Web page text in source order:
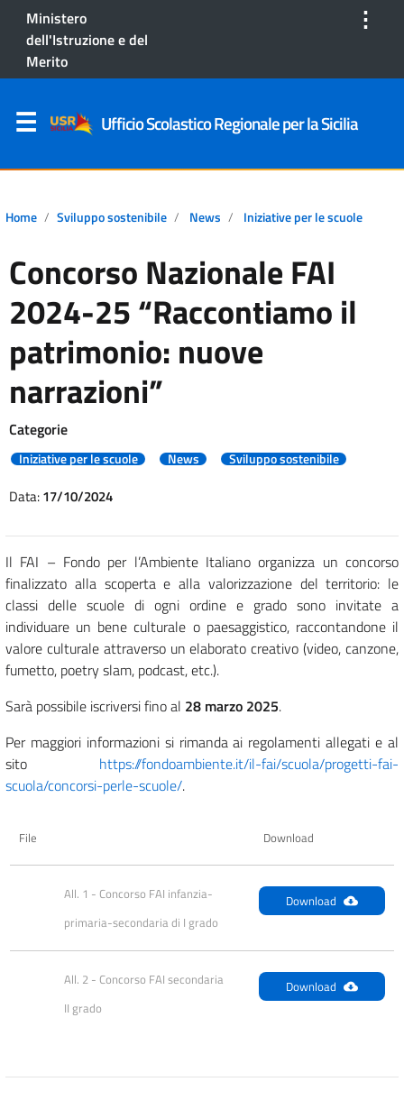
Ministero
dell'Istruzione e del
Merito
⋮
Ufficio Scolastico Regionale per la Sicilia
Home Sviluppo sostenibile News Iniziative per le scuole
Concorso Nazionale FAI
2024-25 “Raccontiamo il
patrimonio: nuove
narrazioni”
Categorie
Iniziative per le scuole News Sviluppo sostenibile
Data:17/10/2024
Il FAI – Fondo per l’Ambiente Italiano organizza un concorso
finalizzato alla scoperta e alla valorizzazione del territorio: le
classi delle scuole di ogni ordine e grado sono invitate a
individuare un bene culturale o paesaggistico, raccontandone il
valore culturale attraverso un elaborato creativo (video, canzone,
fumetto, poetry slam, podcast, etc.).
Sarà possibile iscriversi fino al 28 marzo 2025.
Per maggiori informazioni si rimanda ai regolamenti allegati e al
sito https://fondoambiente.it/il-fai/scuola/progetti-fai-
scuola/concorsi-perle-scuole/.
File Download
All. 1 - Concorso FAI infanzia-
primaria-secondaria di I grado
Download
All. 2 - Concorso FAI secondaria
II grado
Download